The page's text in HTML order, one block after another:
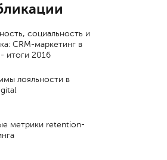
социальность и
CRM-маркетинг в
итоги 2016
лояльности в
метрики retention-